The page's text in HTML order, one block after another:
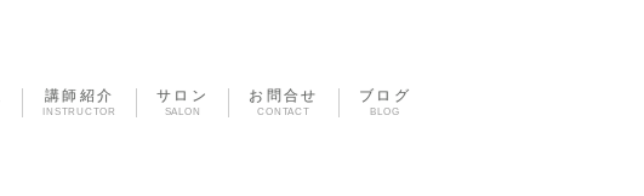
講師紹介
INSTRUCTOR
サロン
SALON
お問合せ
CONTACT
ブログ
BLOG